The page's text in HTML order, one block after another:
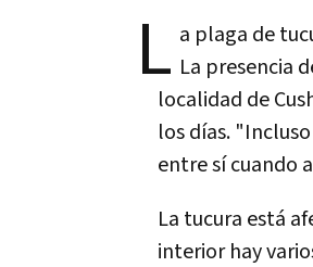
L a plaga de
La presencia
localidad de
los días.
entre sí cuando
La tucura está
interior hay